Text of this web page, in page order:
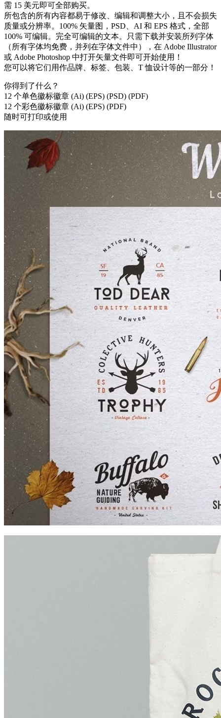
需 15 美元即可全部购买。
所包含的所有内容都易于修改、编辑和调整大小，且不会损失
质量或分辨率。100% 矢量图，PSD、AI 和 EPS 格式，全部
100% 可编辑。完全可编辑的文本。只需下载并安装所列字体
（所有字体均免费，并列在字体文件中），在 Adob​​e Illustrator
或 Adob​​e Photoshop 中打开矢量文件即可开始使用！
您可以将它们用作品牌、标签、包装、T 恤设计等的一部分！
你得到了什么？
12 个单色徽标徽章 (Ai) (EPS) (PSD) (PDF)
12 个彩色徽标徽章 (Ai) (EPS) (PDF)
随时可打印或使用